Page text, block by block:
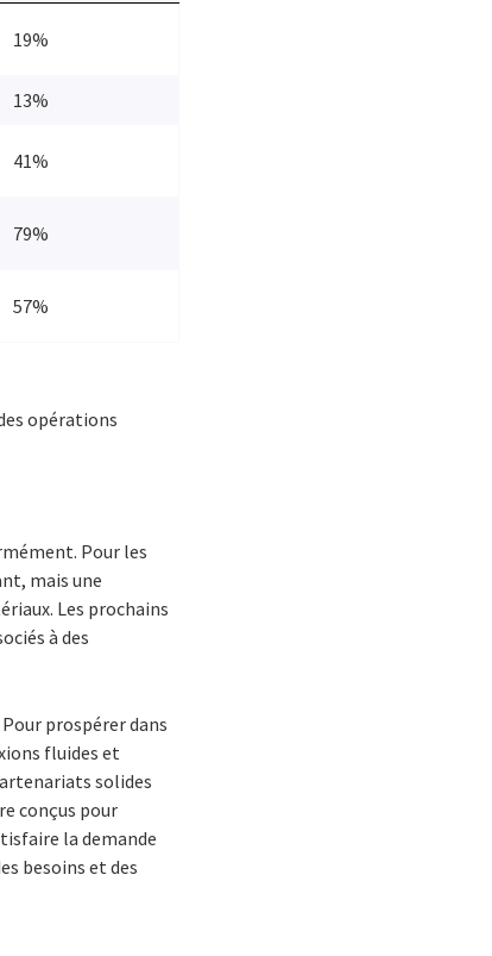
19%
13%
41%
79%
57%
opérations
Pour les
mais une
Les prochains
à des
prospérer dans
fluides et
solides
conçus pour
la demande
besoins et des